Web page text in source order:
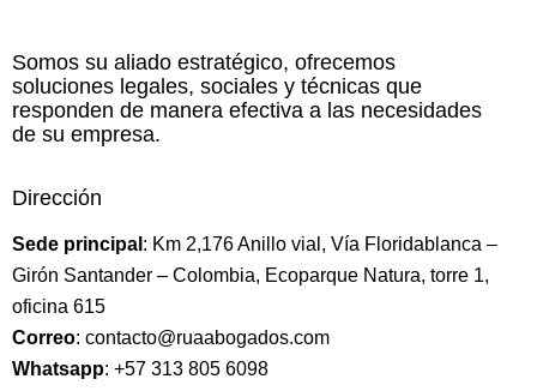
Somos su aliado estratégico, ofrecemos
soluciones legales, sociales y técnicas que
responden de manera efectiva a las necesidades
de su empresa.
Dirección
Sede principal : Km 2,176 Anillo vial, Vía Floridablanca –
Girón Santander – Colombia, Ecoparque Natura, torre 1,
oficina 615
Correo: contacto@ruaabogados.com
Whatsapp: +57 313 805 6098